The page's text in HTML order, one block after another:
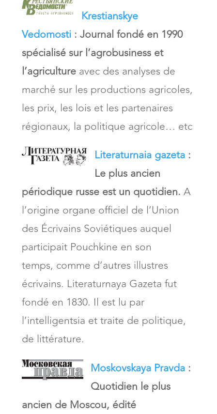
une revueKrestianskye
Vedomosti: Journal fondé en 1990
spécialisé sur l’agrobusiness et
l’agricultureavec des analyses de
marché sur les productions agricoles,
les prix, les lois et les partenaires
régionaux, la politique agricole… etc
Literaturnaia gazeta:
Le plus ancien
périodique russe est un quotidien. A
l’origine organe officiel de l’Union
des Écrivains Soviétiques auquel
participait Pouchkine en son
temps, comme d’autres illustres
écrivains. Literaturnaya Gazeta fut
fondé en 1830. Il est lu par
l’intelligentsia et traite de politique,
de littérature.
Moskovskaya Pravda:
Quotidien le plus
ancien de Moscou, édité